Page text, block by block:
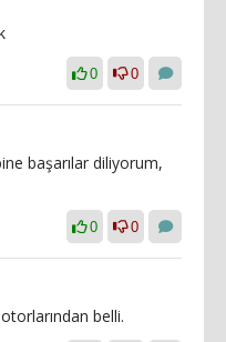
0 0
başarılar diliyorum,
0 0
belli.